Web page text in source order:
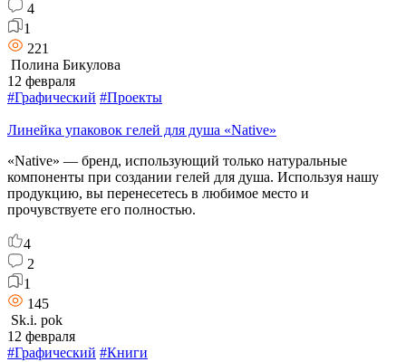
4
1
221
Полина Бикулова
12 февраля
#Графический #Проекты
Линейка упаковок гелей для душа «Native»
«Native» — бренд, использующий только натуральные
компоненты при создании гелей для душа. Используя нашу
продукцию, вы перенесетесь в любимое место и
прочувствуете его полностью.
4
2
1
145
Sk.i. pok
12 февраля
#Графический #Книги